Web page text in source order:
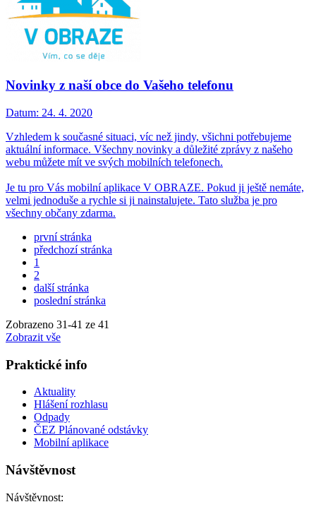
Novinky z naší obce do Vašeho telefonu
Datum: 24. 4. 2020
Vzhledem k současné situaci, víc než jindy, všichni potřebujeme
aktuální informace. Všechny novinky a důležité zprávy z našeho
webu můžete mít ve svých mobilních telefonech.
Je tu pro Vás mobilní aplikace V OBRAZE. Pokud ji ještě nemáte,
velmi jednoduše a rychle si ji nainstalujete. Tato služba je pro
všechny občany zdarma.
první stránka
předchozí stránka
1
2
další stránka
poslední stránka
Zobrazeno 31-41 ze 41
Zobrazit vše
Praktické info
Aktuality
Hlášení rozhlasu
Odpady
ČEZ Plánované odstávky
Mobilní aplikace
Návštěvnost
Návštěvnost: